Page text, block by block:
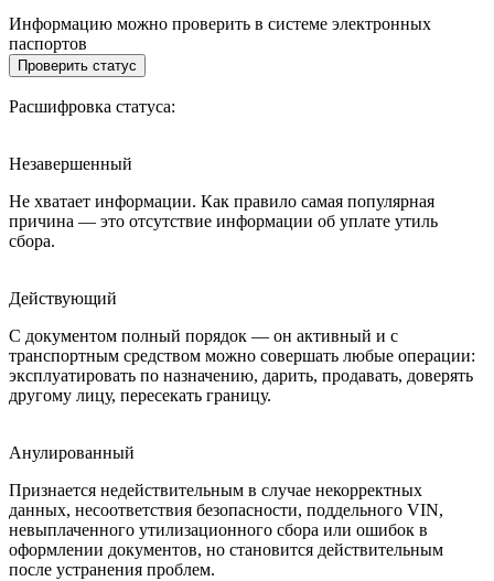
Информацию можно проверить в системе электронных
паспортов
Проверить статус
Расшифровка статуса:
Незавершенный
Не хватает информации. Как правило самая популярная
причина — это отсутствие информации об уплате утиль
сбора.
Действующий
С документом полный порядок — он активный и с
транспортным средством можно совершать любые операции:
эксплуатировать по назначению, дарить, продавать, доверять
другому лицу, пересекать границу.
Анулированный
Признается недействительным в случае некорректных
данных, несоответствия безопасности, поддельного VIN,
невыплаченного утилизационного сбора или ошибок в
оформлении документов, но становится действительным
после устранения проблем.